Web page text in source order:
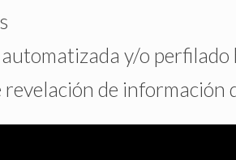
y/o
de información